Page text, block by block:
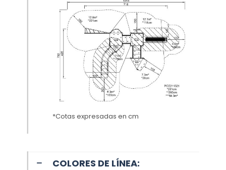
*Cotas expresadas en cm
COLORES DE LÍNEA: